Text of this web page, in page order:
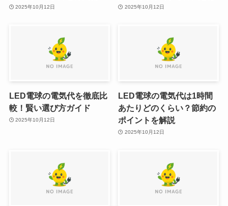
2025年10月12日 2025年10月12日
LED電球の電気代を徹底比
較！賢い選び方ガイド
2025年10月12日
LED電球の電気代は1時間
あたりどのくらい？節約の
ポイントを解説
2025年10月12日